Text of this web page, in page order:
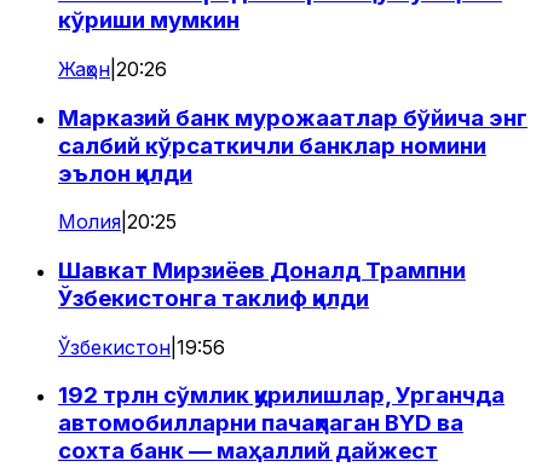
кўриши мумкин
Жаҳон 20:26
Марказий банк мурожаатлар бўйича энг
салбий кўрсаткичли банклар номини
эълон қилди
Молия 20:25
Шавкат Мирзиёев Доналд Трампни
Ўзбекистонга таклиф қилди
Ўзбекистон 19:56
192 трлн сўмлик қурилишлар, Урганчда
автомобилларни пачақлаган BYD ва
сохта банк — маҳаллий дайжест